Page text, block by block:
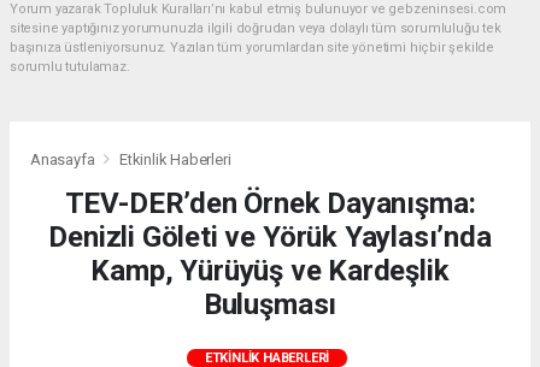
Yorum yazarak Topluluk Kuralları’nı kabul etmiş bulunuyor ve gebzeninsesi.com
sitesine yaptığınız yorumunuzla ilgili doğrudan veya dolaylı tüm sorumluluğu tek
başınıza üstleniyorsunuz. Yazılan tüm yorumlardan site yönetimi hiçbir şekilde
sorumlu tutulamaz.
Anasayfa Etkinlik Haberleri
TEV-DER’den Örnek Dayanışma:
Denizli Göleti ve Yörük Yaylası’nda
Kamp, Yürüyüş ve Kardeşlik
Buluşması
ETKINLIK HABERLERI